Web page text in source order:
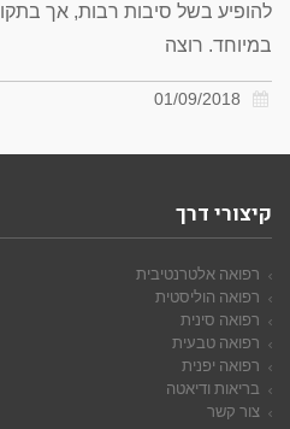
להופיע בשל סיבות רבות, אך
במיוחד. רוצה
קיצורי דרך
רפואה אלטרנטיבית
רפואה הוליסטית
רפואה סינית
רפואה טבעית
רפואה יפנית
בריאות ודיאטה
צור קשר